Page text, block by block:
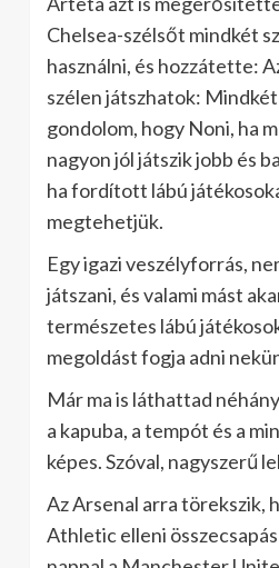
Chelsea-szélsőt mindkét
használni, és hozzátette:
szélen játszhatok:
gondolom, hogy Noni, ha
nagyon jól játszik jobb és
ha fordított lábú
megtehetjük.
Egy igazi veszélyforrás,
játszani, és valami mást
természetes lábú
megoldást fogja adni
Már ma is láthattad
a kapuba, a tempót és a
képes. Szóval, nagyszerű
Az Arsenal arra törekszik,
Athletic elleni